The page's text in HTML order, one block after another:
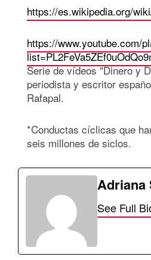
https://es.wikipedia.org/
https://www.youtube.com/
Serie de vídeos "Dinero y
periodista y escritor
Rafapal.
*Conductas cíclicas que
seis millones de siclos.
Adriana
See Full